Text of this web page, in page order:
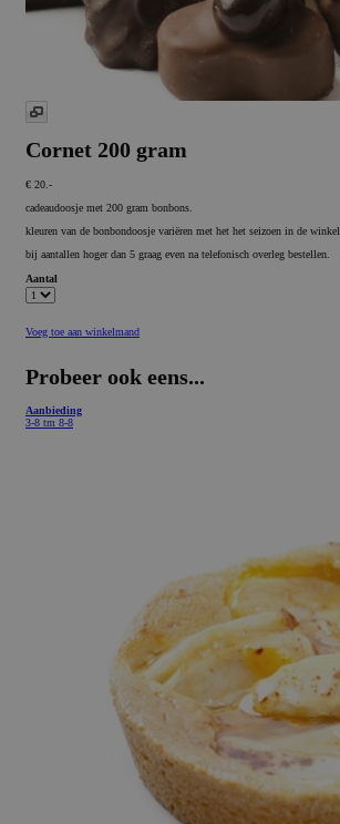
Cornet 200 gram
€ 20.-
cadeaudoosje met 200 gram bonbons.
kleuren van de bonbondoosje variëren met het het seizoen in de winkel.
bij aantallen hoger dan 5 graag even na telefonisch overleg bestellen.
Aantal
Voeg toe aan winkelmand
Probeer ook eens...
Aanbieding
3-8 tm 8-8